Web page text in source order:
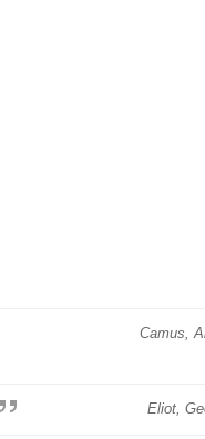
Camus,
Eliot,